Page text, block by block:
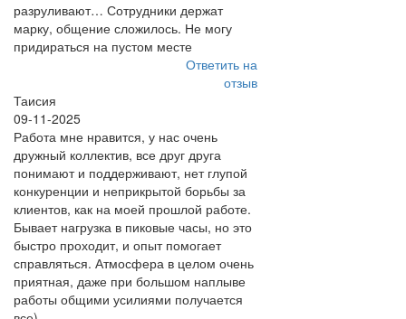
разруливают… Сотрудники держат
марку, общение сложилось. Не могу
придираться на пустом месте
Ответить на
отзыв
Таисия
09-11-2025
Работа мне нравится, у нас очень
дружный коллектив, все друг друга
понимают и поддерживают, нет глупой
конкуренции и неприкрытой борьбы за
клиентов, как на моей прошлой работе.
Бывает нагрузка в пиковые часы, но это
быстро проходит, и опыт помогает
справляться. Атмосфера в целом очень
приятная, даже при большом наплыве
работы общими усилиями получается